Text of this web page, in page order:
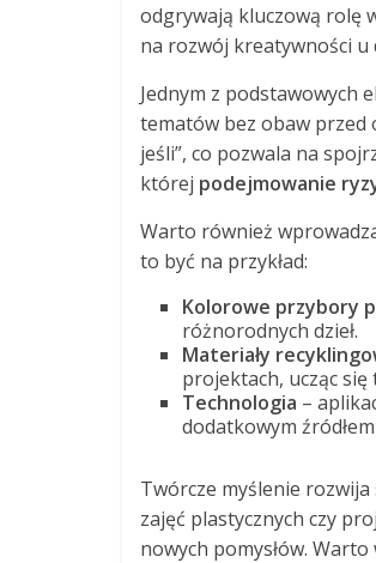
odgrywają kluczową rolę
na rozwój kreatywności u
Jednym z podstawowych
tematów bez obaw przed
jeśli”, co pozwala na
której podejmowanie
Warto również
to być na przykład:
Kolorowe przybory
różnorodnych dzieł.
Materiały
projektach, ucząc
Technologia –
dodatkowym
Twórcze myślenie
zajęć plastycznych czy
nowych pomysłów.